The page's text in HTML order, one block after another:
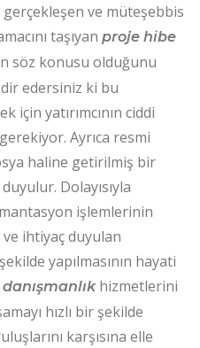
ve müteşebbis
taşıyan proje hibe
söz konusu olduğunu
edersiniz ki bu
için yatırımcının ciddi
Ayrıca resmi
haline getirilmiş bir
Dolayısıyla
işlemlerinin
ihtiyaç duyulan
yapılmasının hayati
hizmetlerini
hızlı bir şekilde
karşısına elle